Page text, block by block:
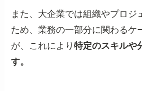
また、大企業では組織やプロジ
ため、業務の一部分に関わるケ
が、これにより特定のスキルや
す。